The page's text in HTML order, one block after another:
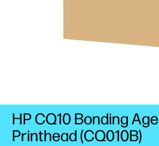
HP CQ10 Bonding
Printhead (CQ010B)